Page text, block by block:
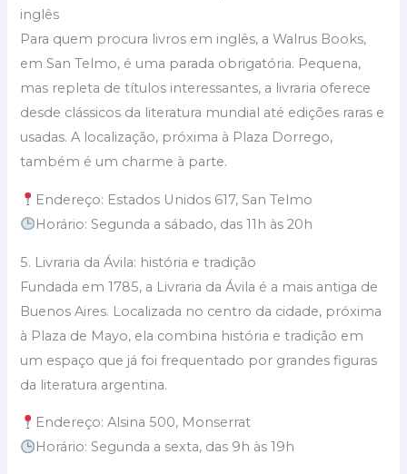
inglês
Para quem procura livros em inglês, a Walrus Books,
em San Telmo, é uma parada obrigatória. Pequena,
mas repleta de títulos interessantes, a livraria oferece
desde clássicos da literatura mundial até edições raras e
usadas. A localização, próxima à Plaza Dorrego,
também é um charme à parte.
Endereço: Estados Unidos 617, San Telmo
Horário: Segunda a sábado, das 11h às 20h
5. Livraria da Ávila: história e tradição
Fundada em 1785, a Livraria da Ávila é a mais antiga de
Buenos Aires. Localizada no centro da cidade, próxima
à Plaza de Mayo, ela combina história e tradição em
um espaço que já foi frequentado por grandes figuras
da literatura argentina.
Endereço: Alsina 500, Monserrat
Horário: Segunda a sexta, das 9h às 19h